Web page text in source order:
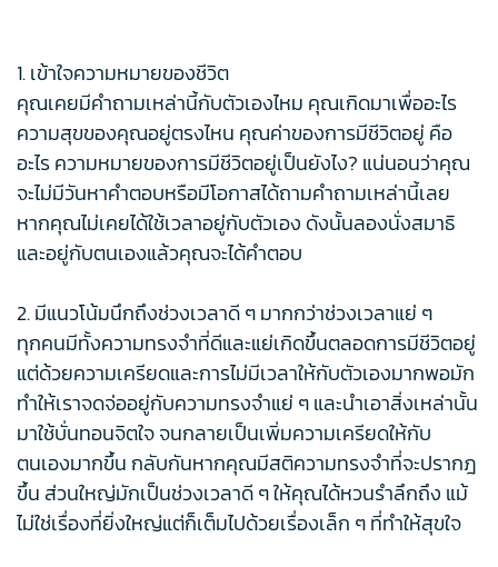
1. เข้าใจความหมายของชีวิต
คุณเคยมีคำถามเหล่านี้กับตัวเองไหม คุณเกิดมาเพื่ออะไร
ความสุขของคุณอยู่ตรงไหน คุณค่าของการมีชีวิตอยู่ คือ
อะไร ความหมายของการมีชีวิตอยู่เป็นยังไง? แน่นอนว่าคุณ
จะไม่มีวันหาคำตอบหรือมีโอกาสได้ถามคำถามเหล่านี้เลย
หากคุณไม่เคยได้ใช้เวลาอยู่กับตัวเอง ดังนั้นลองนั่งสมาธิ
และอยู่กับตนเองแล้วคุณจะได้คำตอบ
2. มีแนวโน้มนึกถึงช่วงเวลาดี ๆ มากกว่าช่วงเวลาแย่ ๆ
ทุกคนมีทั้งความทรงจำที่ดีและแย่เกิดขึ้นตลอดการมีชีวิตอยู่
แต่ด้วยความเครียดและการไม่มีเวลาให้กับตัวเองมากพอมัก
ทำให้เราจดจ่ออยู่กับความทรงจำแย่ ๆ และนำเอาสิ่งเหล่านั้น
มาใช้บั่นทอนจิตใจ จนกลายเป็นเพิ่มความเครียดให้กับ
ตนเองมากขึ้น กลับกันหากคุณมีสติความทรงจำที่จะปรากฎ
ขึ้น ส่วนใหญ่มักเป็นช่วงเวลาดี ๆ ให้คุณได้หวนรำลึกถึง แม้
ไม่ใช่เรื่องที่ยิ่งใหญ่แต่ก็เต็มไปด้วยเรื่องเล็ก ๆ ที่ทำให้สุขใจ